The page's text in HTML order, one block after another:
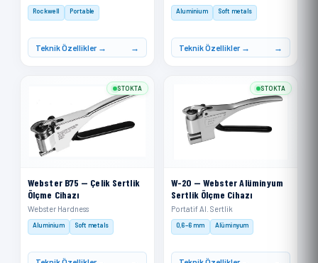
Rockwell Portable
Teknik Özellikler →
Aluminium Soft metals
Teknik Özellikler →
Webster B75 — Çelik Sertlik
Ölçme Cihazı
Webster Hardness
Aluminium Soft metals
STOKTA
W-20 — Webster Alüminyum
Sertlik Ölçme Cihazı
Portatif Al. Sertlik
0,6–6 mm Alüminyum
STOKTA